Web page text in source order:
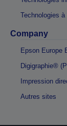
Technologies à
Company
Epson Europe
Digigraphie®
Impression
Autres sites